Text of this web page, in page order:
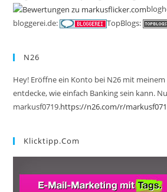
bloggerei.de:
TopBlogs:
N26
Hey! Eröffne ein Konto bei N26 mit
entdecke, wie einfach Banking sein kann.
markusf0719.https://n26.com/r/
Klicktipp.com